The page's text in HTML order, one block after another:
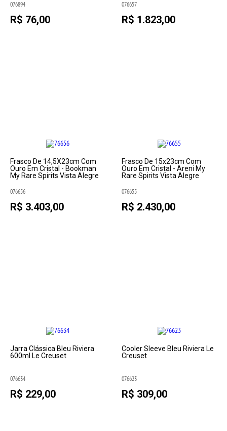
076894
R$ 76,00
076657
R$ 1.823,00
Frasco De 14,5X23cm Com
Ouro Em Cristal - Bookman
My Rare Spirits Vista Alegre
076656
R$ 3.403,00
Frasco De 15x23cm Com
Ouro Em Cristal - Areni My
Rare Spirits Vista Alegre
076655
R$ 2.430,00
Jarra Clássica Bleu Riviera
600ml Le Creuset
076634
R$ 229,00
Cooler Sleeve Bleu Riviera Le
Creuset
076623
R$ 309,00